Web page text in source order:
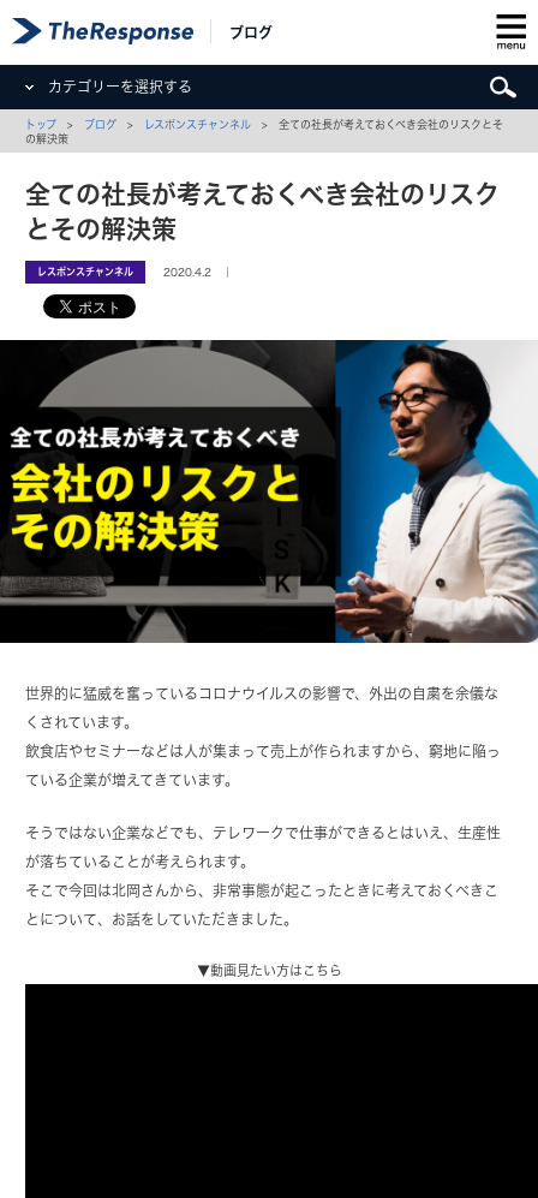
ブログ
カテゴリーを選択する
トップ > ブログ > レスポンスチャンネル > 全ての社長が考えておくべき会社のリスクとそ
の解決策
全ての社長が考えておくべき会社のリスク
とその解決策
レスポンスチャンネル 2020.4.2 ｜
世界的に猛威を奮っているコロナウイルスの影響で、外出の自粛を余儀な
くされています。
飲食店やセミナーなどは人が集まって売上が作られますから、窮地に陥っ
ている企業が増えてきています。
そうではない企業などでも、テレワークで仕事ができるとはいえ、生産性
が落ちていることが考えられます。
そこで今回は北岡さんから、非常事態が起こったときに考えておくべきこ
とについて、お話をしていただきました。
▼動画見たい方はこちら